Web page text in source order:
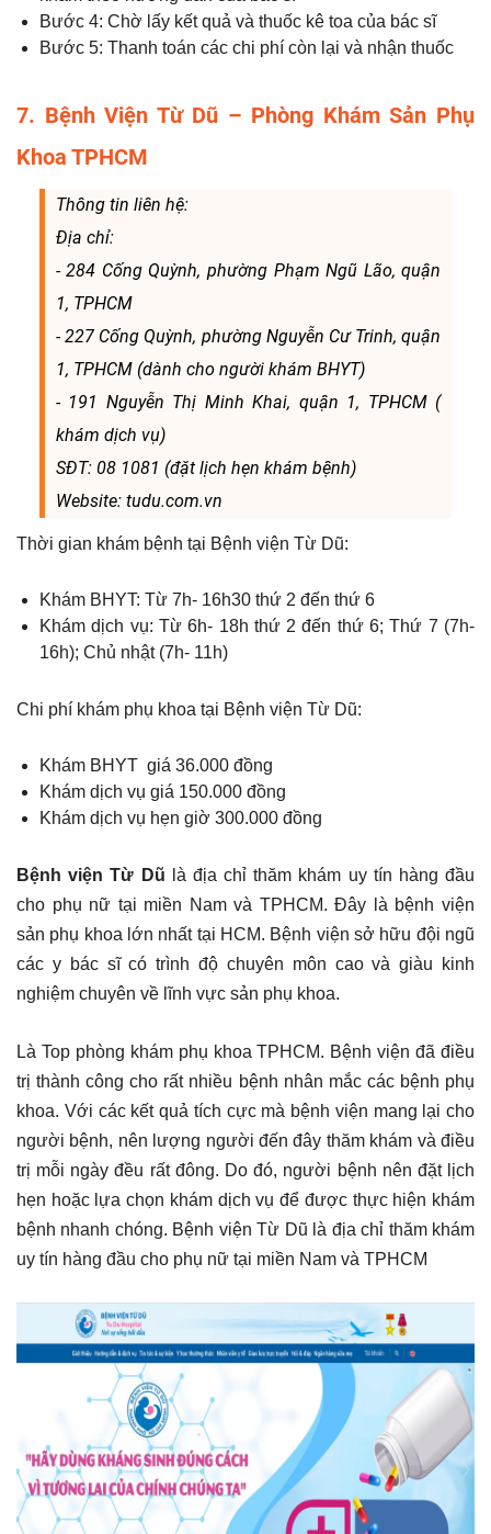
Bước 4: Chờ lấy kết quả và thuốc kê toa của bác sĩ
Bước 5: Thanh toán các chi phí còn lại và nhận thuốc
7. Bệnh Viện Từ Dũ – Phòng Khám Sản Phụ
Khoa TPHCM
Thông tin liên hệ:
Địa chỉ:
- 284 Cống Quỳnh, phường Phạm Ngũ Lão, quận
1, TPHCM
- 227 Cống Quỳnh, phường Nguyễn Cư Trinh, quận
1, TPHCM (dành cho người khám BHYT)
- 191 Nguyễn Thị Minh Khai, quận 1, TPHCM (
khám dịch vụ)
SĐT: 08 1081 (đặt lịch hẹn khám bệnh)
Website: tudu.com.vn
Thời gian khám bệnh tại Bệnh viện Từ Dũ:
Khám BHYT: Từ 7h- 16h30 thứ 2 đến thứ 6
Khám dịch vụ: Từ 6h- 18h thứ 2 đến thứ 6; Thứ 7 (7h-
16h); Chủ nhật (7h- 11h)
Chi phí khám phụ khoa tại Bệnh viện Từ Dũ:
Khám BHYT giá 36.000 đồng
Khám dịch vụ giá 150.000 đồng
Khám dịch vụ hẹn giờ 300.000 đồng
Bệnh viện Từ Dũ là địa chỉ thăm khám uy tín hàng đầu
cho phụ nữ tại miền Nam và TPHCM. Đây là bệnh viện
sản phụ khoa lớn nhất tại HCM. Bệnh viện sở hữu đội ngũ
các y bác sĩ có trình độ chuyên môn cao và giàu kinh
nghiệm chuyên về lĩnh vực sản phụ khoa.
Là Top phòng khám phụ khoa TPHCM. Bệnh viện đã điều
trị thành công cho rất nhiều bệnh nhân mắc các bệnh phụ
khoa. Với các kết quả tích cực mà bệnh viện mang lại cho
người bệnh, nên lượng người đến đây thăm khám và điều
trị mỗi ngày đều rất đông. Do đó, người bệnh nên đặt lịch
hẹn hoặc lựa chọn khám dịch vụ để được thực hiện khám
bệnh nhanh chóng. Bệnh viện Từ Dũ là địa chỉ thăm khám
uy tín hàng đầu cho phụ nữ tại miền Nam và TPHCM